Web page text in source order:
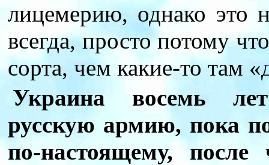
лицемерию, однако это
всегда, просто потому
сорта, чем какие-то там
Украина восемь
русскую армию, пока
по-настоящему, после